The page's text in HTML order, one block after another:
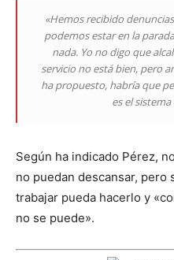
«Hemos recibido
podemos estar en la
nada. Yo no digo que
servicio no está bien, pero
ha propuesto, habría que
es el
Según ha indicado Pérez,
no puedan descansar, pero
trabajar pueda hacerlo y
no se puede».